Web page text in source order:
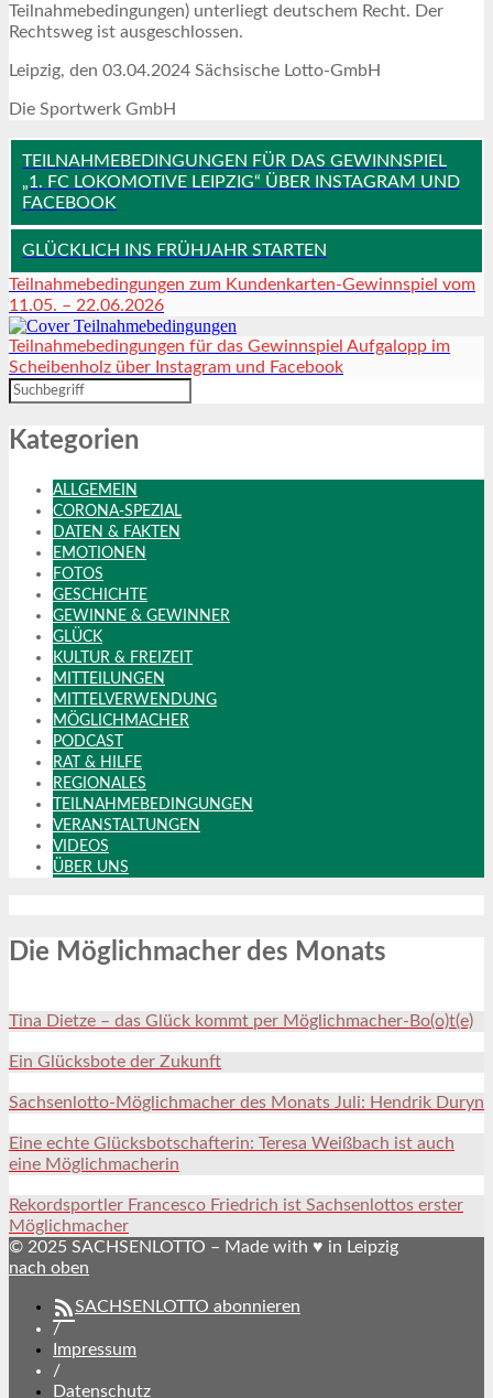
Teilnahmebedingungen) unterliegt deutschem Recht. Der
Rechtsweg ist ausgeschlossen.
Leipzig, den 03.04.2024 Sächsische Lotto-GmbH
Die Sportwerk GmbH
TEILNAHMEBEDINGUNGEN FÜR DAS GEWINNSPIEL
„1. FC LOKOMOTIVE LEIPZIG“ ÜBER INSTAGRAM UND
FACEBOOK
GLÜCKLICH INS FRÜHJAHR STARTEN
Teilnahmebedingungen zum Kundenkarten-Gewinnspiel vom
11.05. – 22.06.2026
Teilnahmebedingungen für das Gewinnspiel Aufgalopp im
Scheibenholz über Instagram und Facebook
Kategorien
ALLGEMEIN
CORONA-SPEZIAL
DATEN & FAKTEN
EMOTIONEN
FOTOS
GESCHICHTE
GEWINNE & GEWINNER
GLÜCK
KULTUR & FREIZEIT
MITTEILUNGEN
MITTELVERWENDUNG
MÖGLICHMACHER
PODCAST
RAT & HILFE
REGIONALES
TEILNAHMEBEDINGUNGEN
VERANSTALTUNGEN
VIDEOS
ÜBER UNS
Die Möglichmacher des Monats
Tina Dietze – das Glück kommt per Möglichmacher-Bo(o)t(e)
Ein Glücksbote der Zukunft
Sachsenlotto-Möglichmacher des Monats Juli: Hendrik Duryn
Eine echte Glücksbotschafterin: Teresa Weißbach ist auch
eine Möglichmacherin
Rekordsportler Francesco Friedrich ist Sachsenlottos erster
Möglichmacher
© 2025 SACHSENLOTTO – Made with ♥ in Leipzig
nach oben
SACHSENLOTTO abonnieren
/
Impressum
/
Datenschutz